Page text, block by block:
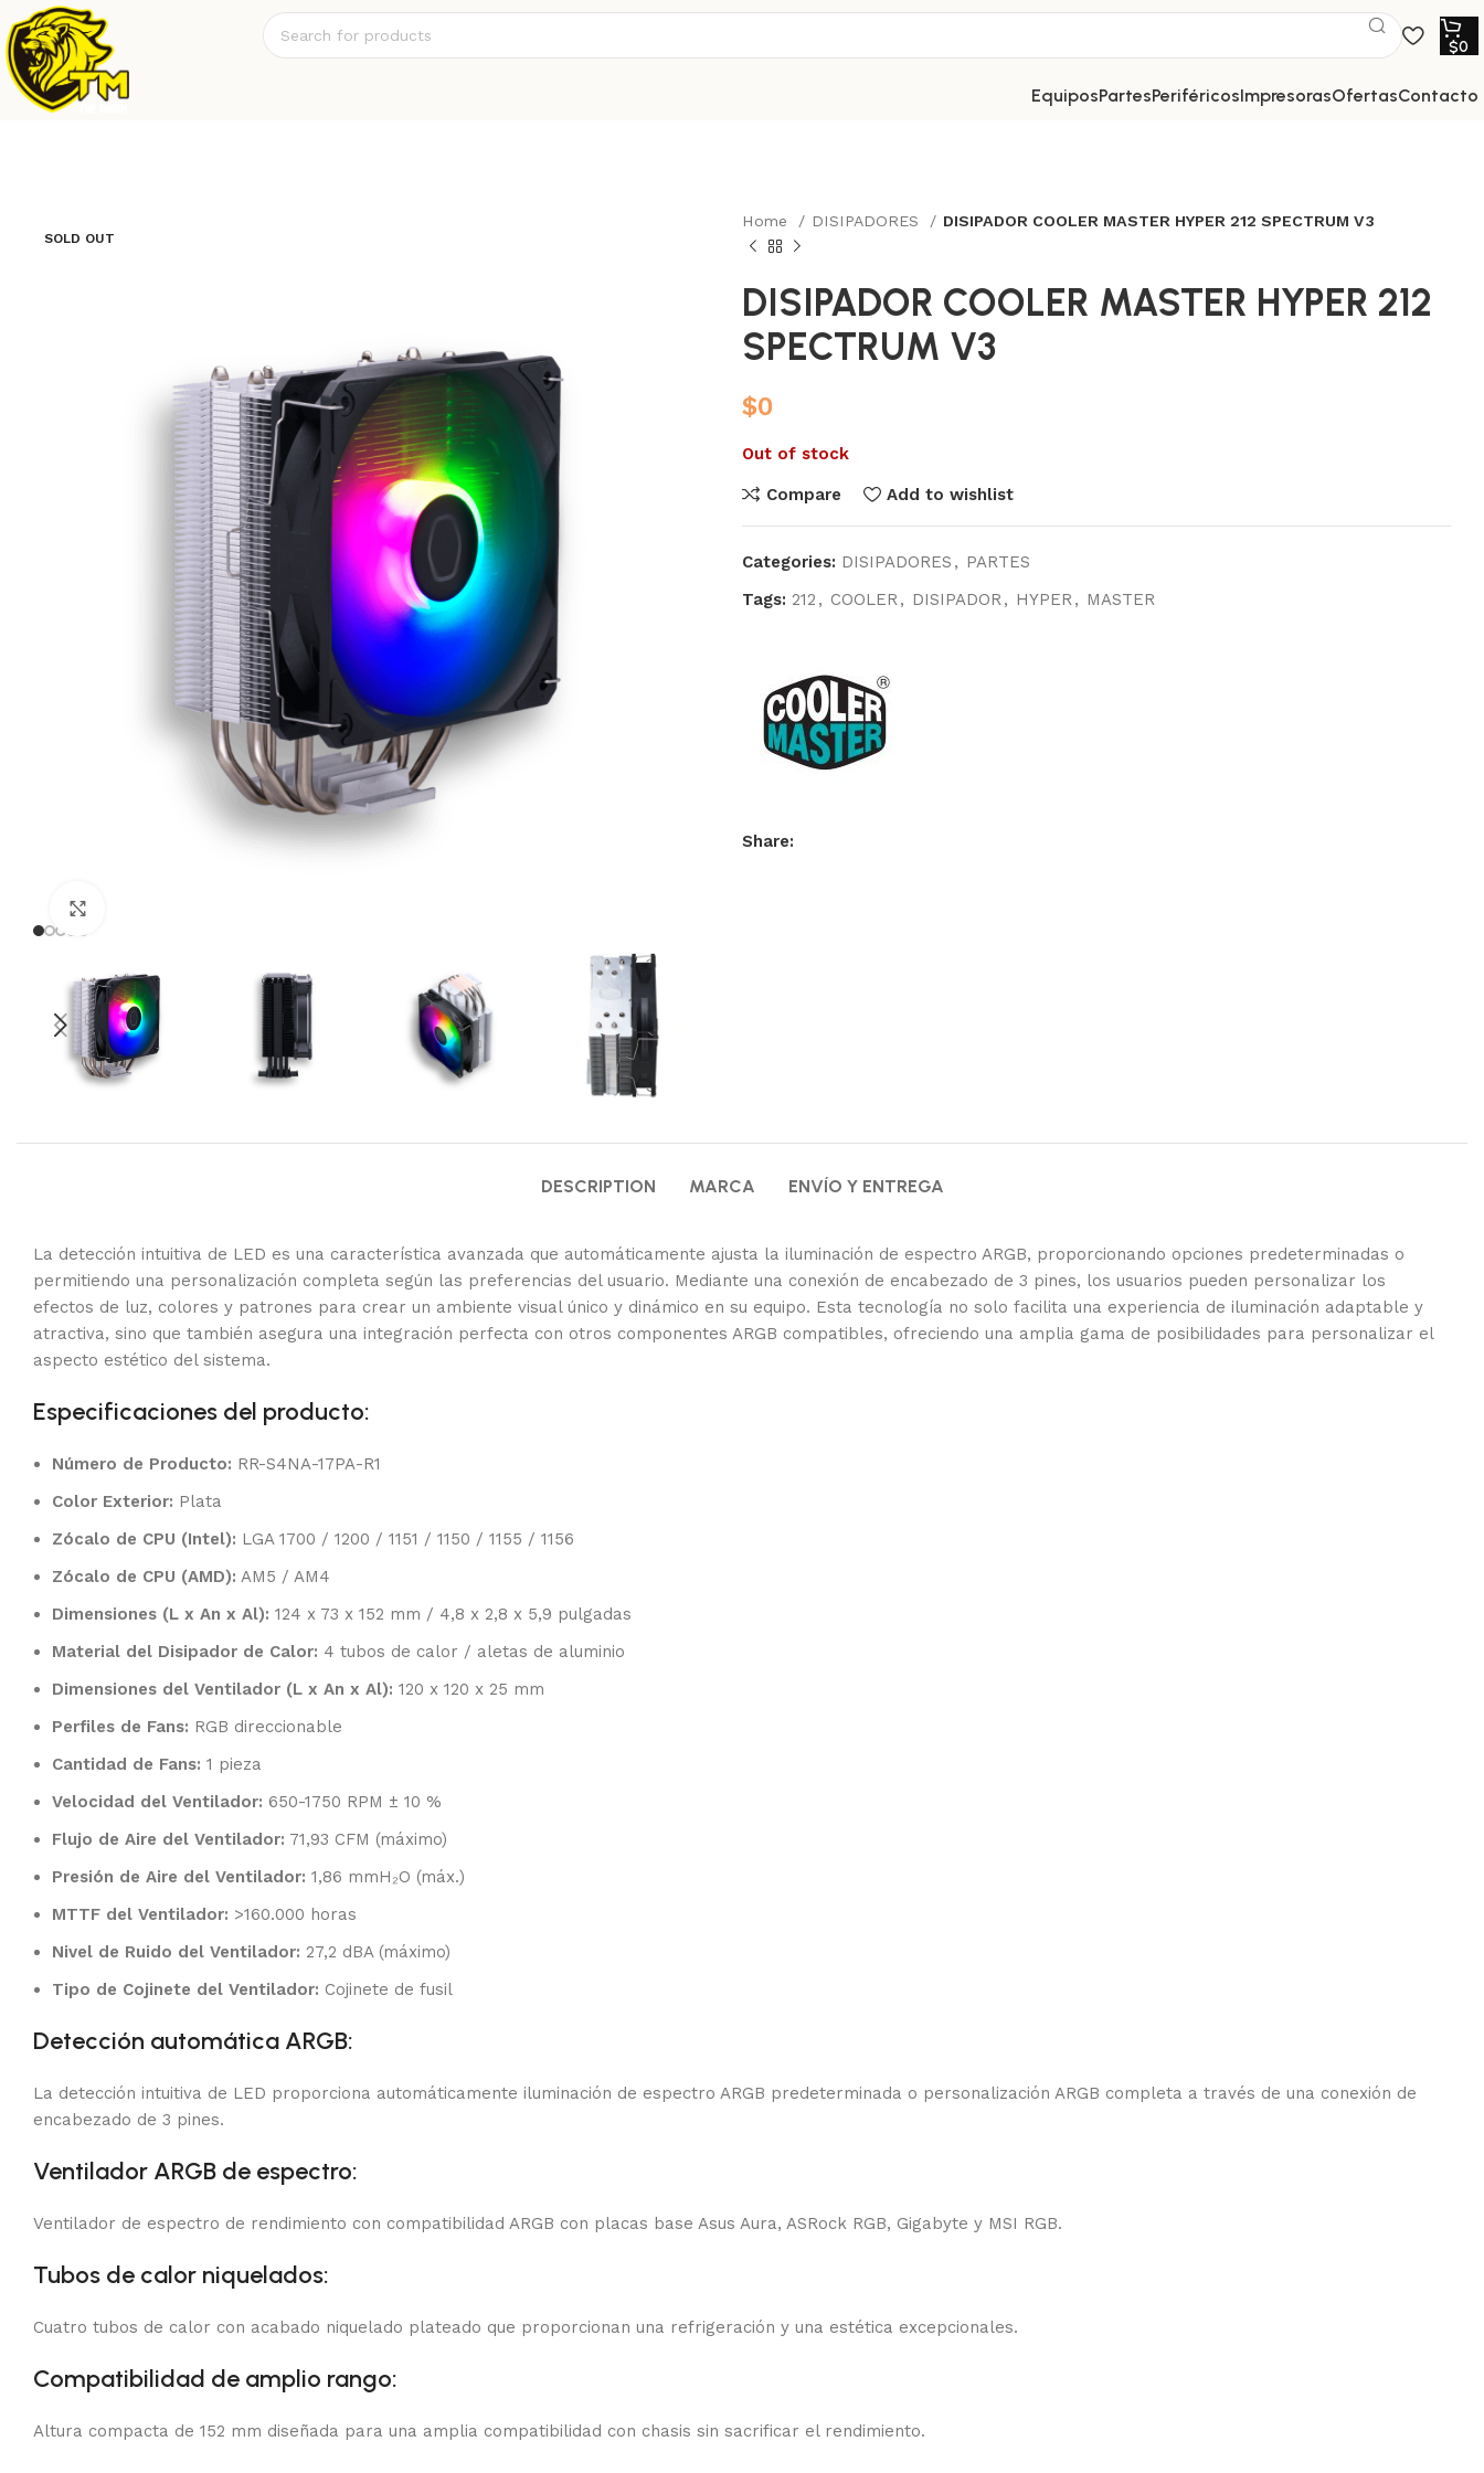
$0
equipos partes periféricos impresoras ofertas contacto
SOLD OUT
Home DISIPADORES DISIPADOR COOLER MASTER HYPER 212 SPECTRUM V3
DISIPADOR COOLER MASTER HYPER 212
SPECTRUM V3
$0
Out of stock
Compare Add to wishlist
Categories: DISIPADORES , PARTES
Tags: 212 , COOLER, DISIPADOR, HYPER, MASTER
Share:
DESCRIPTION MARCA ENVÍO Y ENTREGA
La detección intuitiva de LED es una característica avanzada que automáticamente ajusta la iluminación de espectro ARGB, proporcionando opciones predeterminadas o
permitiendo una personalización completa según las preferencias del usuario. Mediante una conexión de encabezado de 3 pines, los usuarios pueden personalizar los
efectos de luz, colores y patrones para crear un ambiente visual único y dinámico en su equipo. Esta tecnología no solo facilita una experiencia de iluminación adaptable y
atractiva, sino que también asegura una integración perfecta con otros componentes ARGB compatibles, ofreciendo una amplia gama de posibilidades para personalizar el
aspecto estético del sistema.
Especificaciones del producto:
Número de Producto: RR-S4NA-17PA-R1
Color Exterior: Plata
Zócalo de CPU (Intel): LGA 1700 / 1200 / 1151 / 1150 / 1155 / 1156
Zócalo de CPU (AMD): AM5 / AM4
Dimensiones (L x An x Al): 124 x 73 x 152 mm / 4,8 x 2,8 x 5,9 pulgadas
Material del Disipador de Calor: 4 tubos de calor / aletas de aluminio
Dimensiones del Ventilador (L x An x Al): 120 x 120 x 25 mm
Perfiles de Fans: RGB direccionable
Cantidad de Fans: 1 pieza
Velocidad del Ventilador: 650-1750 RPM ± 10 %
Flujo de Aire del Ventilador: 71,93 CFM (máximo)
Presión de Aire del Ventilador: 1,86 mmH₂O (máx.)
MTTF del Ventilador: >160.000 horas
Nivel de Ruido del Ventilador: 27,2 dBA (máximo)
Tipo de Cojinete del Ventilador: Cojinete de fusil
Detección automática ARGB:
La detección intuitiva de LED proporciona automáticamente iluminación de espectro ARGB predeterminada o personalización ARGB completa a través de una conexión de
encabezado de 3 pines.
Ventilador ARGB de espectro:
Ventilador de espectro de rendimiento con compatibilidad ARGB con placas base Asus Aura, ASRock RGB, Gigabyte y MSI RGB.
Tubos de calor niquelados:
Cuatro tubos de calor con acabado niquelado plateado que proporcionan una refrigeración y una estética excepcionales.
Compatibilidad de amplio rango:
Altura compacta de 152 mm diseñada para una amplia compatibilidad con chasis sin sacrificar el rendimiento.